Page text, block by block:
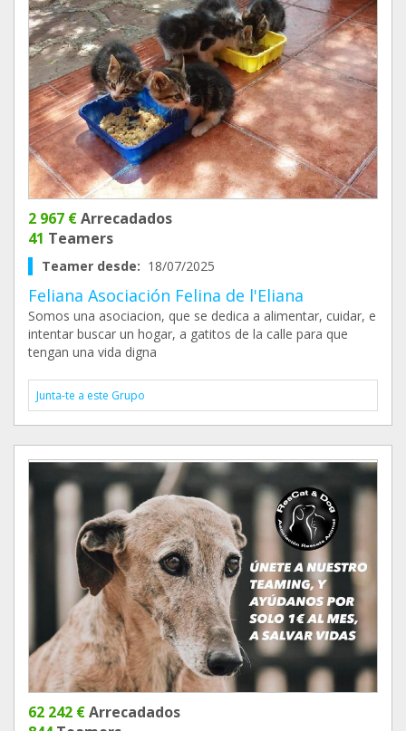
2 967 €Arrecadados
41 Teamers
Teamer desde: 18/07/2025
Feliana Asociación Felina de l'Eliana
Somos una asociacion, que se dedica a alimentar, cuidar, e
intentar buscar un hogar, a gatitos de la calle para que
tengan una vida digna
Junta-te a este Grupo
62 242 €Arrecadados